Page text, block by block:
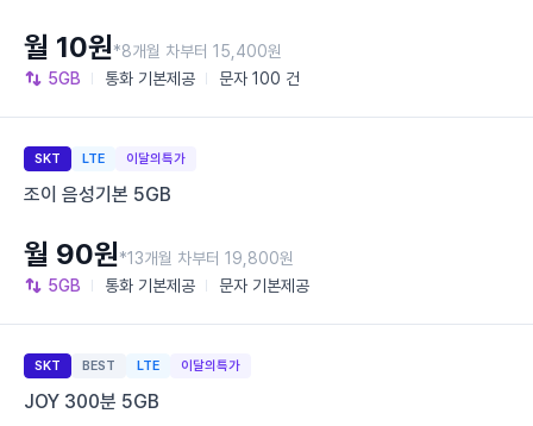
5GB 통화 기본제공 문자 100 건
월 10원*8개월 차부터 15,400원
SKT LTE 이달의특가
조이 음성기본 5GB
5GB 통화 기본제공 문자 기본제공
월 90원*13개월 차부터 19,800원
SKT BEST LTE 이달의특가
JOY 300분 5GB